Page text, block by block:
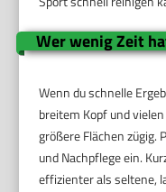
Wer wenig Zeit
Wenn du schnelle
breitem Kopf und
größere Flächen zügig.
und Nachpflege ein.
effizienter als seltene,